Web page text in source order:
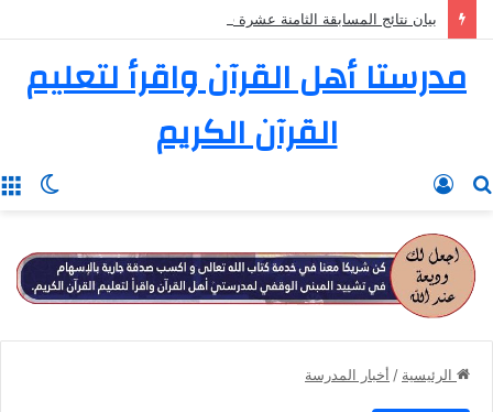
بيان نتائج المسابقة الثامنة عشرة في تفسير القرآن الكريم
مدرستا أهل القرآن واقرأ لتعليم
القرآن الكريم
بحث
الرئيسية / أخبار المدرسة